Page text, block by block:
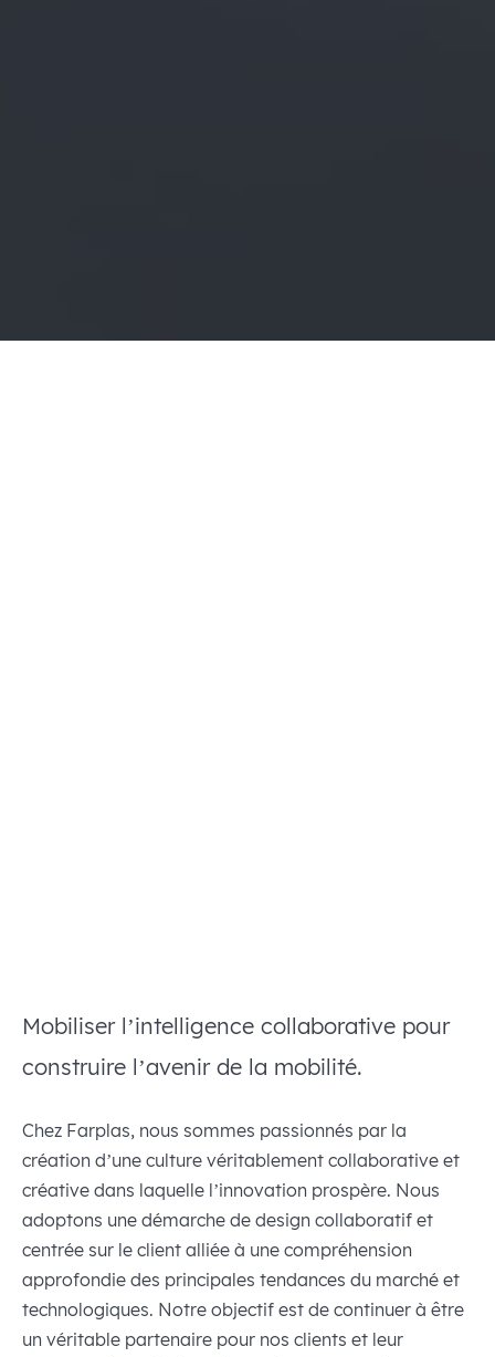
Mobiliser l’intelligence collaborative pour
construire l’avenir de la mobilité.
Chez Farplas, nous sommes passionnés par la
création d’une culture véritablement collaborative et
créative dans laquelle l’innovation prospère. Nous
adoptons une démarche de design collaboratif et
centrée sur le client alliée à une compréhension
approfondie des principales tendances du marché et
technologiques. Notre objectif est de continuer à être
un véritable partenaire pour nos clients et leur